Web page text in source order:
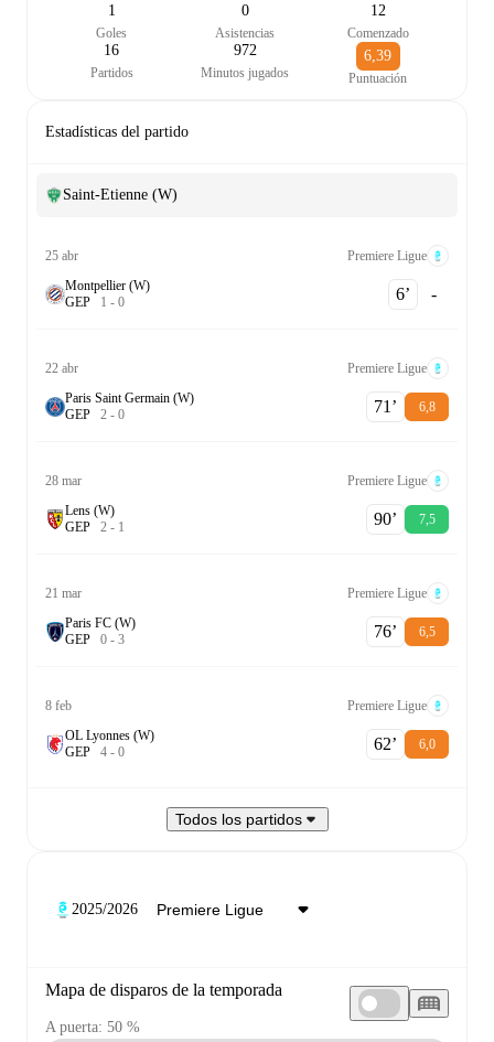
1
Goles
0
Asistencias
12
Comenzado
16
Partidos
972
Minutos jugados
6,39
Puntuación
Estadísticas del partido
Saint-Etienne (W)
25 abr
Premiere Ligue
Montpellier (W)
GEP 1 - 0 6‎’‎ -
22 abr
Premiere Ligue
Paris Saint Germain (W)
GEP 2 - 0 71‎’‎ 6,8
28 mar
Premiere Ligue
Lens (W)
GEP 2 - 1 90‎’‎ 7,5
21 mar
Premiere Ligue
Paris FC (W)
GEP 0 - 3 76‎’‎ 6,5
8 feb
Premiere Ligue
OL Lyonnes (W)
GEP 4 - 0 62‎’‎ 6,0
Todos los partidos
2025/2026
Mapa de disparos de la temporada
A puerta: 50 %